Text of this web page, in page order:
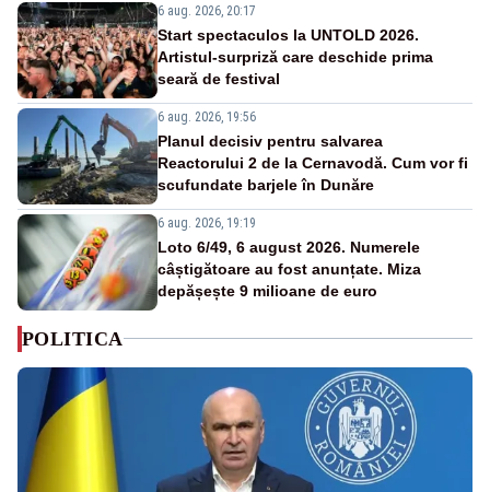
6 aug. 2026, 20:17
Start spectaculos la UNTOLD 2026.
Artistul-surpriză care deschide prima
seară de festival
6 aug. 2026, 19:56
Planul decisiv pentru salvarea
Reactorului 2 de la Cernavodă. Cum vor fi
scufundate barjele în Dunăre
6 aug. 2026, 19:19
Loto 6/49, 6 august 2026. Numerele
câștigătoare au fost anunțate. Miza
depășește 9 milioane de euro
POLITICA